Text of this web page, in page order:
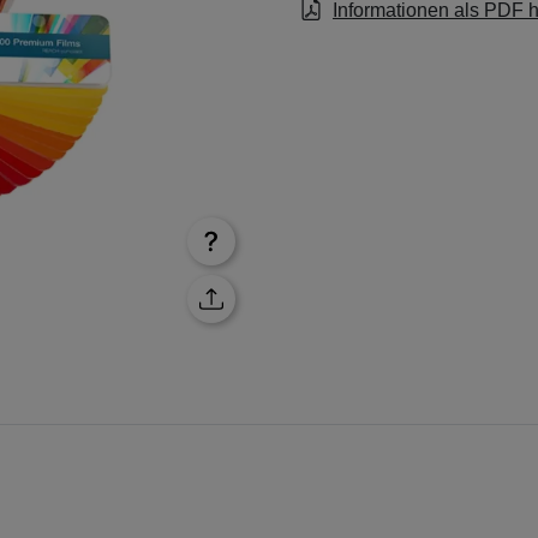
Informationen als PDF